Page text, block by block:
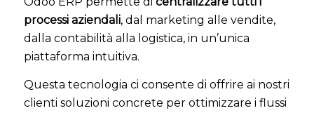
processi aziendali, dal marketing alle vendite,
dalla contabilità alla logistica, in un’unica
piattaforma intuitiva.
Questa tecnologia ci consente di offrire ai nostri
clienti soluzioni concrete per ottimizzare i flussi